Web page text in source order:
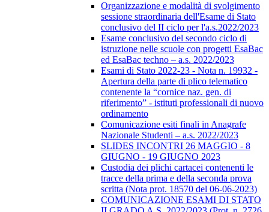
Organizzazione e modalità di svolgimento
sessione straordinaria dell'Esame di Stato
conclusivo del II ciclo per l'a.s.2022/2023
Esame conclusivo del secondo ciclo di
istruzione nelle scuole con progetti EsaBac
ed EsaBac techno – a.s. 2022/2023
Esami di Stato 2022-23 - Nota n. 19932 -
Apertura della parte di plico telematico
contenente la “cornice naz. gen. di
riferimento” - istituti professionali di nuovo
ordinamento
Comunicazione esiti finali in Anagrafe
Nazionale Studenti – a.s. 2022/2023
SLIDES INCONTRI 26 MAGGIO - 8
GIUGNO - 19 GIUGNO 2023
Custodia dei plichi cartacei contenenti le
tracce della prima e della seconda prova
scritta (Nota prot. 18570 del 06-06-2023)
COMUNICAZIONE ESAMI DI STATO